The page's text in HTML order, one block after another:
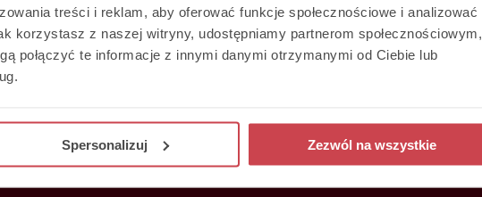
treści i reklam, aby oferować funkcje społecznościowe i analizować
korzystasz z naszej witryny, udostępniamy partnerom społecznościowym,
połączyć te informacje z innymi danymi otrzymanymi od Ciebie lub
Spersonalizuj Zezwól na wszystkie